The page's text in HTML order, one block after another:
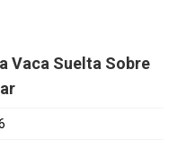
Vaca Suelta Sobre